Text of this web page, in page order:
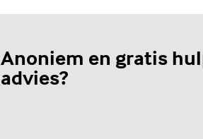
Anoniem en gratis
advies?